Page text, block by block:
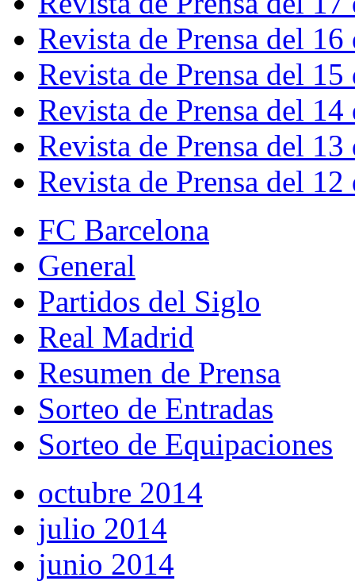
Revista de Prensa del
Revista de Prensa del
Revista de Prensa del
Revista de Prensa del
Revista de Prensa del
FC Barcelona
General
Partidos del Siglo
Real Madrid
Resumen de Prensa
Sorteo de Entradas
Sorteo de Equipaciones
octubre 2014
julio 2014
junio 2014